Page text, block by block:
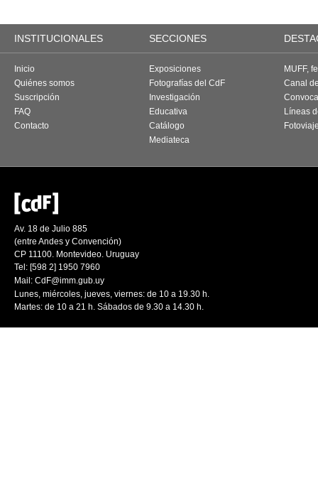
INSTITUCIONALES SECCIONES
Inicio
Quiénes somos
Suscripción
FAQ
Contacto
Exposiciones
Fotografías del CdF
Investigación
Educativa
Catálogo
Mediateca
MUFF,
Canal
Líneas
Av. 18 de Julio 885
(entre Andes y Convención)
CP 11100. Montevideo. Uruguay
Tel: [598 2] 1950 7960
Mail: CdF@imm.gub.uy
Lunes, miércoles, jueves, viernes: de 10 a 19.30 h.
Martes: de 10 a 21 h. Sábados de 9.30 a 14.30 h.